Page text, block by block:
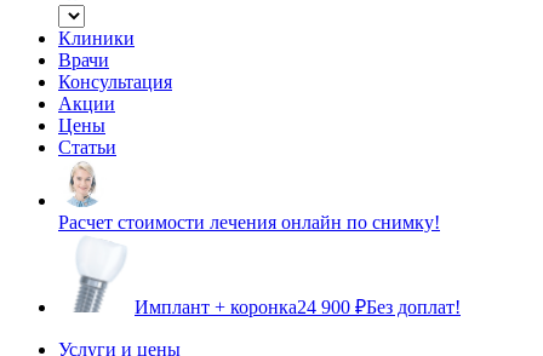
Клиники
Врачи
Консультация
Акции
Цены
Статьи
Расчет стоимости лечения онлайн по снимку!
Имплант + коронка24 900 ₽Без доплат!
Услуги и цены